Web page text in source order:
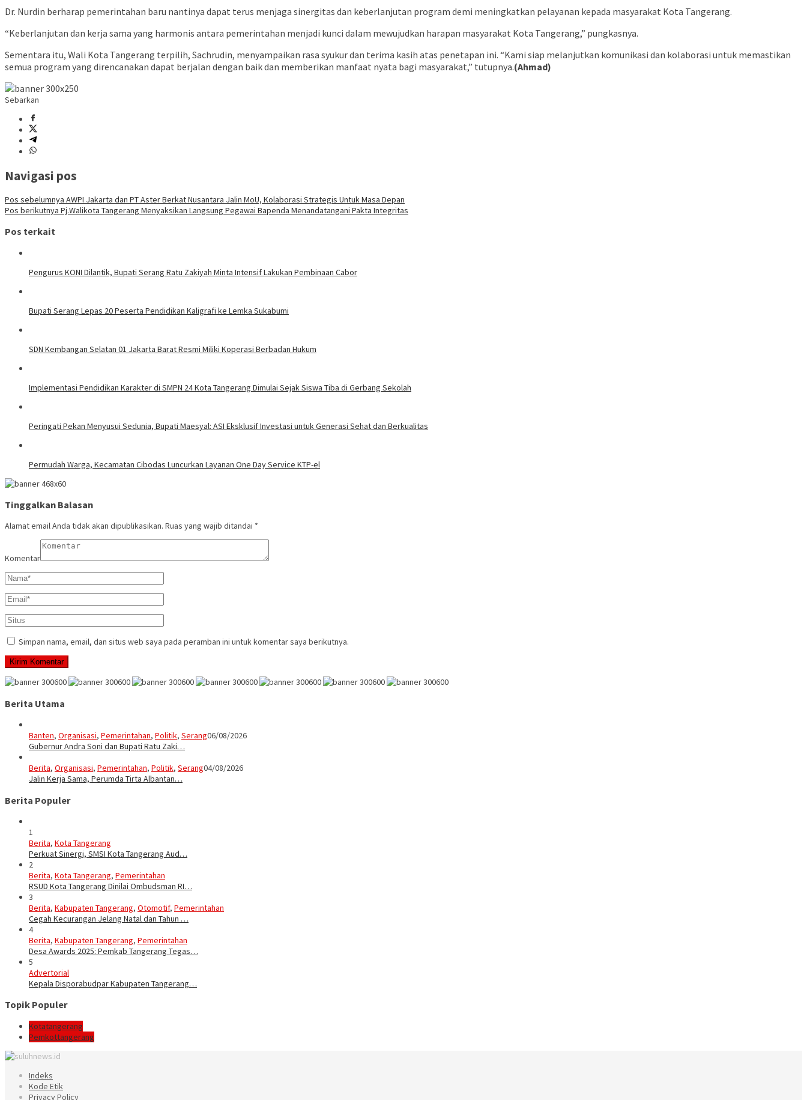
Dr. Nurdin berharap pemerintahan baru nantinya dapat terus menjaga sinergitas dan keberlanjutan program demi meningkatkan pelayanan kepada masyarakat Kota Tangerang.
“Keberlanjutan dan kerja sama yang harmonis antara pemerintahan menjadi kunci dalam mewujudkan harapan masyarakat Kota Tangerang,” pungkasnya.
Sementara itu, Wali Kota Tangerang terpilih, Sachrudin, menyampaikan rasa syukur dan terima kasih atas penetapan ini. “Kami siap melanjutkan komunikasi dan kolaborasi untuk memastikan
semua program yang direncanakan dapat berjalan dengan baik dan memberikan manfaat nyata bagi masyarakat,” tutupnya.(Ahmad)
Sebarkan
Navigasi pos
Pos sebelumnya AWPI Jakarta dan PT Aster Berkat Nusantara Jalin MoU, Kolaborasi Strategis Untuk Masa Depan
Pos berikutnya Pj.Walikota Tangerang Menyaksikan Langsung Pegawai Bapenda Menandatangani Pakta Integritas
Pos terkait
Pengurus KONI Dilantik, Bupati Serang Ratu Zakiyah Minta Intensif Lakukan Pembinaan Cabor
Bupati Serang Lepas 20 Peserta Pendidikan Kaligrafi ke Lemka Sukabumi
SDN Kembangan Selatan 01 Jakarta Barat Resmi Miliki Koperasi Berbadan Hukum
Implementasi Pendidikan Karakter di SMPN 24 Kota Tangerang Dimulai Sejak Siswa Tiba di Gerbang Sekolah
Peringati Pekan Menyusui Sedunia, Bupati Maesyal: ASI Eksklusif Investasi untuk Generasi Sehat dan Berkualitas
Permudah Warga, Kecamatan Cibodas Luncurkan Layanan One Day Service KTP-el
Tinggalkan Balasan
Alamat email Anda tidak akan dipublikasikan. Ruas yang wajib ditandai *
Komentar
Simpan nama, email, dan situs web saya pada peramban ini untuk komentar saya berikutnya.
Berita Utama
Banten, Organisasi, Pemerintahan, Politik, Serang06/08/2026
Gubernur Andra Soni dan Bupati Ratu Zaki…
Berita, Organisasi, Pemerintahan, Politik, Serang04/08/2026
Jalin Kerja Sama, Perumda Tirta Albantan…
Berita Populer
1
Berita, Kota Tangerang
Perkuat Sinergi, SMSI Kota Tangerang Aud…
2
Berita, Kota Tangerang, Pemerintahan
RSUD Kota Tangerang Dinilai Ombudsman RI…
3
Berita, Kabupaten Tangerang, Otomotif, Pemerintahan
Cegah Kecurangan Jelang Natal dan Tahun …
4
Berita, Kabupaten Tangerang, Pemerintahan
Desa Awards 2025: Pemkab Tangerang Tegas…
5
Advertorial
Kepala Disporabudpar Kabupaten Tangerang…
Topik Populer
Kotatangerang
Pemkottangerang
Indeks
Kode Etik
Privacy Policy